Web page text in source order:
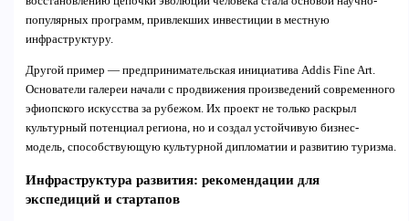
популярных программ, привлекших инвестиции в местную
инфраструктуру.
Другой пример — предпринимательская инициатива Addis Fine Art.
Основатели галереи начали с продвижения произведений современного
эфиопского искусства за рубежом. Их проект не только раскрыл
культурный потенциал региона, но и создал устойчивую бизнес-
модель, способствующую культурной дипломатии и развитию туризма.
Инфраструктура развития: рекомендации для
экспедиций и стартапов